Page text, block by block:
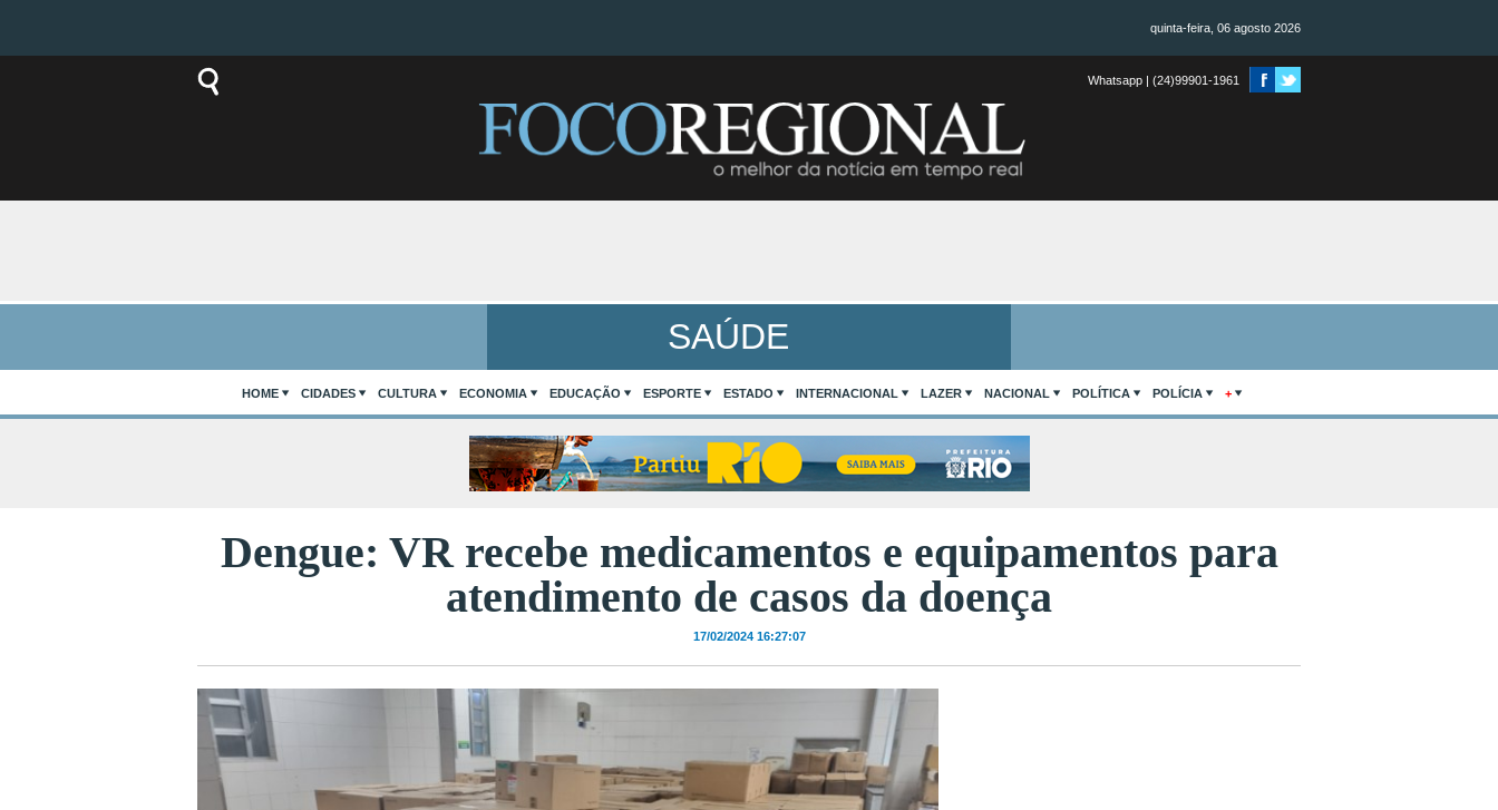
quinta-feira, 06 agosto 2026
Whatsapp | (24)99901-1961
SAÚDE
HOME CIDADES CULTURA ECONOMIA EDUCAÇÃO ESPORTE ESTADO INTERNACIONAL LAZER NACIONAL POLÍTICA POLÍCIA +
Dengue: VR recebe medicamentos e equipamentos para
atendimento de casos da doença
17/02/2024 16:27:07